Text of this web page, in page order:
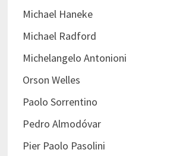
Michael Haneke
Michael Radford
Michelangelo Antonioni
Orson Welles
Paolo Sorrentino
Pedro Almodóvar
Pier Paolo Pasolini